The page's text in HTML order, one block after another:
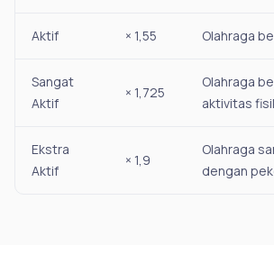
Aktif × 1,55 Olahraga
Sangat
Aktif
× 1,725
Olahraga
aktivitas
Ekstra
Aktif
× 1,9
Olahraga
dengan